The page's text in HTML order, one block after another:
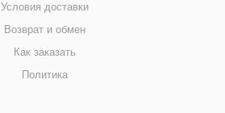
Условия доставки
Возврат и обмен
Как заказать
Политика